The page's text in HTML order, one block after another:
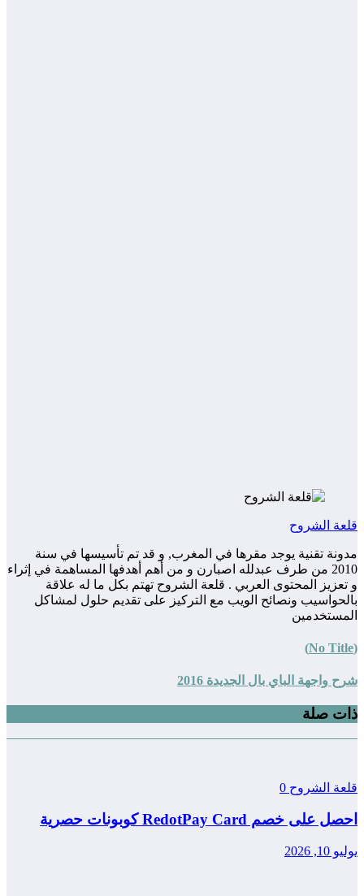
قلعة الشروح
مدونة تقنية يوجد مقرها في المغرب, و قد تم تأسيسها في سنة
2010 من طرف عبدلله اصبارن و من أهم أهدفها المساهمة في إثراء
و تعزيز المحتوى العربي . قلعة الشروح تهتم بكل ما له علاقة
بالحواسيب ونصائح الويب مع التركيز على تقديم حلول لمشاكل
المستخدمين
(No Title)
شرح واجهة الباي بال الجديدة 2016
ذات صلة
قلعة الشروح 0
احصل على خصم RedotPay Card كوبونات حصرية
يوليو 10, 2026